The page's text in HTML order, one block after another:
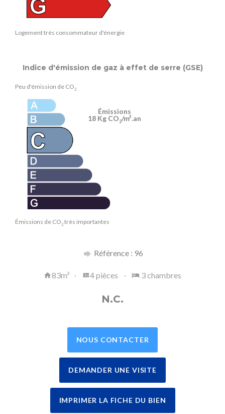
Logement très consommateur d'énergie
Indice d'émission de gaz à effet de serre (GSE)
Peu d'émission de CO 2
Émissions de CO 2 très importantes
Émissions
18 Kg CO2/m².an
Référence : 96
83m² 4 pièces 3 chambres
N.C.
NOUS CONTACTER
DEMANDER UNE VISITE
IMPRIMER LA FICHE DU BIEN